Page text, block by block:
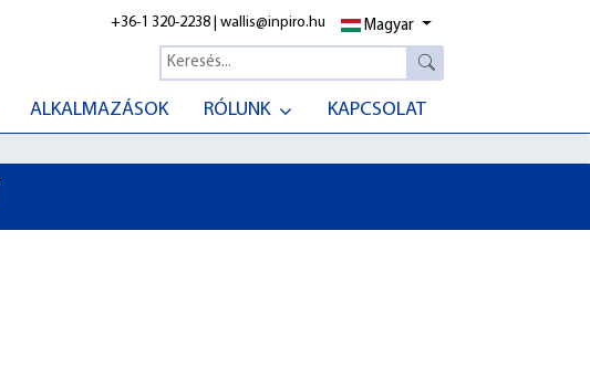
+36-1 320-2238| wallis@inpiro.hu Magyar
ALKALMAZÁSOK RÓLUNK KAPCSOLAT